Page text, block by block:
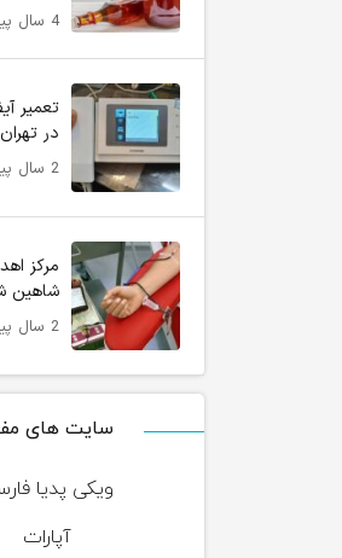
4 سال پیش
تعمیر
در تهران
2 سال پیش
مرکز
شاهین
2 سال پیش
سایت های
ویکی پدیا
آپارات